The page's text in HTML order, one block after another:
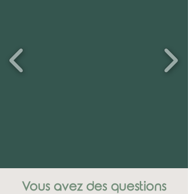
Vous avez des questions